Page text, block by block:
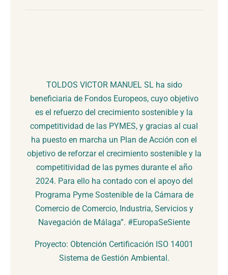
TOLDOS VICTOR MANUEL SL ha sido
beneficiaria de Fondos Europeos, cuyo objetivo
es el refuerzo del crecimiento sostenible y la
competitividad de las PYMES, y gracias al cual
ha puesto en marcha un Plan de Acción con el
objetivo de reforzar el crecimiento sostenible y la
competitividad de las pymes durante el año
2024. Para ello ha contado con el apoyo del
Programa Pyme Sostenible de la Cámara de
Comercio de Comercio, Industria, Servicios y
Navegación de Málaga”. #EuropaSeSiente
Proyecto: Obtención Certificación ISO 14001
Sistema de Gestión Ambiental.